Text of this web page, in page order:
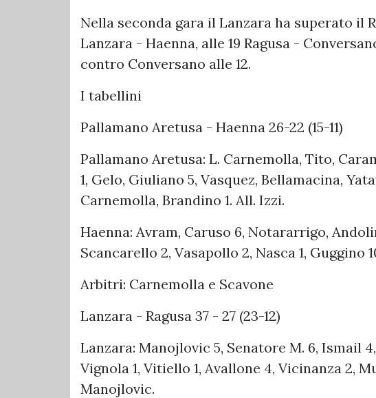
Nella seconda gara il Lanzara ha superato il
Lanzara - Haenna, alle 19 Ragusa -
contro Conversano alle 12.
I tabellini
Pallamano Aretusa - Haenna 26-22 (15-11)
Pallamano Aretusa: L. Carnemolla, Tito,
1, Gelo, Giuliano 5, Vasquez, Bellamacina,
Carnemolla, Brandino 1. All. Izzi.
Haenna: Avram, Caruso 6, Notararrigo,
Scancarello 2, Vasapollo 2, Nasca 1, Guggino
Arbitri: Carnemolla e Scavone
Lanzara - Ragusa 37 - 27 (23-12)
Lanzara: Manojlovic 5, Senatore M. 6, Ismail
Vignola 1, Vitiello 1, Avallone 4, Vicinanza 2,
Manojlovic.